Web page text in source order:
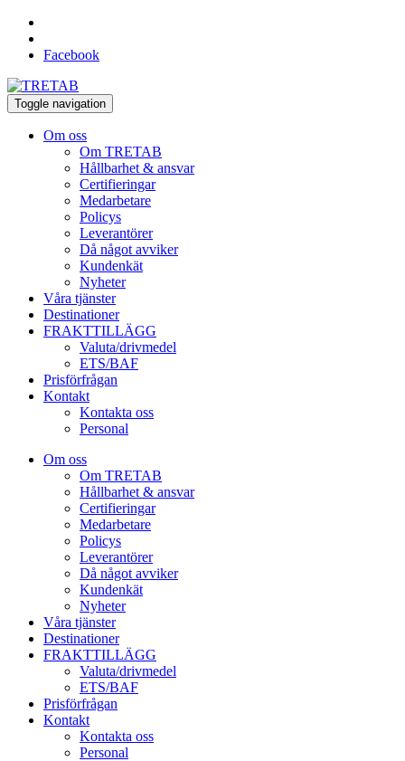
Facebook
Toggle navigation
Om oss
Om TRETAB
Hållbarhet & ansvar
Certifieringar
Medarbetare
Policys
Leverantörer
Då något avviker
Kundenkät
Nyheter
Våra tjänster
Destinationer
FRAKTTILLÄGG
Valuta/drivmedel
ETS/BAF
Prisförfrågan
Kontakt
Kontakta oss
Personal
Om oss
Om TRETAB
Hållbarhet & ansvar
Certifieringar
Medarbetare
Policys
Leverantörer
Då något avviker
Kundenkät
Nyheter
Våra tjänster
Destinationer
FRAKTTILLÄGG
Valuta/drivmedel
ETS/BAF
Prisförfrågan
Kontakt
Kontakta oss
Personal